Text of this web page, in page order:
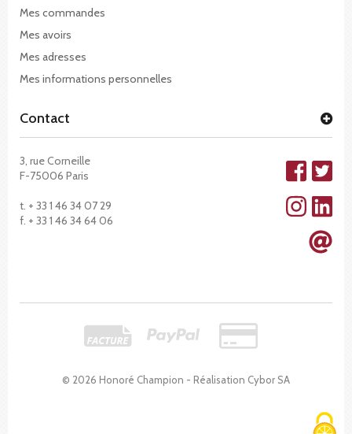
© 2026 Honoré Champion - Réalisation Cybor SA
Mes commandes
Mes avoirs
Mes adresses
Mes informations personnelles
Contact
3, rue Corneille
F-75006 Paris
t. + 33 1 46 34 07 29
f. + 33 1 46 34 64 06